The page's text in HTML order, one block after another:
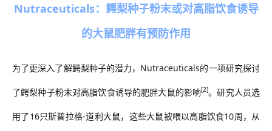
Nutraceuticals： 鳄梨种子粉末或对高脂饮食诱导
的大鼠肥胖有预防作用
为了更深入了解鳄梨种子的潜力， Nutraceuticals的一项研究探讨
了鳄梨种子粉末对高脂饮食诱导的肥胖大鼠的影响[2]。研究人员选
用了16只斯普拉格-道利大鼠，这些大鼠被喂以高脂饮食10周，从